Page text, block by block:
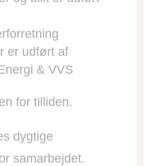
er udført af
& VVS
for tilliden.
dygtige
samarbejdet.